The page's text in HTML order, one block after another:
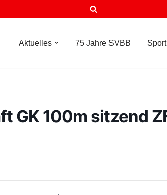
Aktuelles 75 Jahre SVBB Sport
GK 100m sitzend